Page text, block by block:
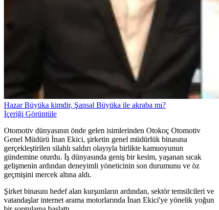
Hazar Büyüka kimdir, Şansal Büyüka ile akraba mı?
İçeriği Görüntüle
Otomotiv dünyasının önde gelen isimlerinden Otokoç Otomotiv
Genel Müdürü İnan Ekici, şirketin genel müdürlük binasına
gerçekleştirilen silahlı saldırı olayıyla birlikte kamuoyunun
gündemine oturdu. İş dünyasında geniş bir kesim, yaşanan sıcak
gelişmenin ardından deneyimli yöneticinin son durumunu ve öz
geçmişini mercek altına aldı.
Şirket binasını hedef alan kurşunların ardından, sektör temsilcileri ve
vatandaşlar internet arama motorlarında İnan Ekici'ye yönelik yoğun